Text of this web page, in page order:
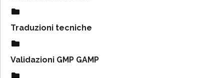
Traduzioni tecniche
Validazioni GMP GAMP